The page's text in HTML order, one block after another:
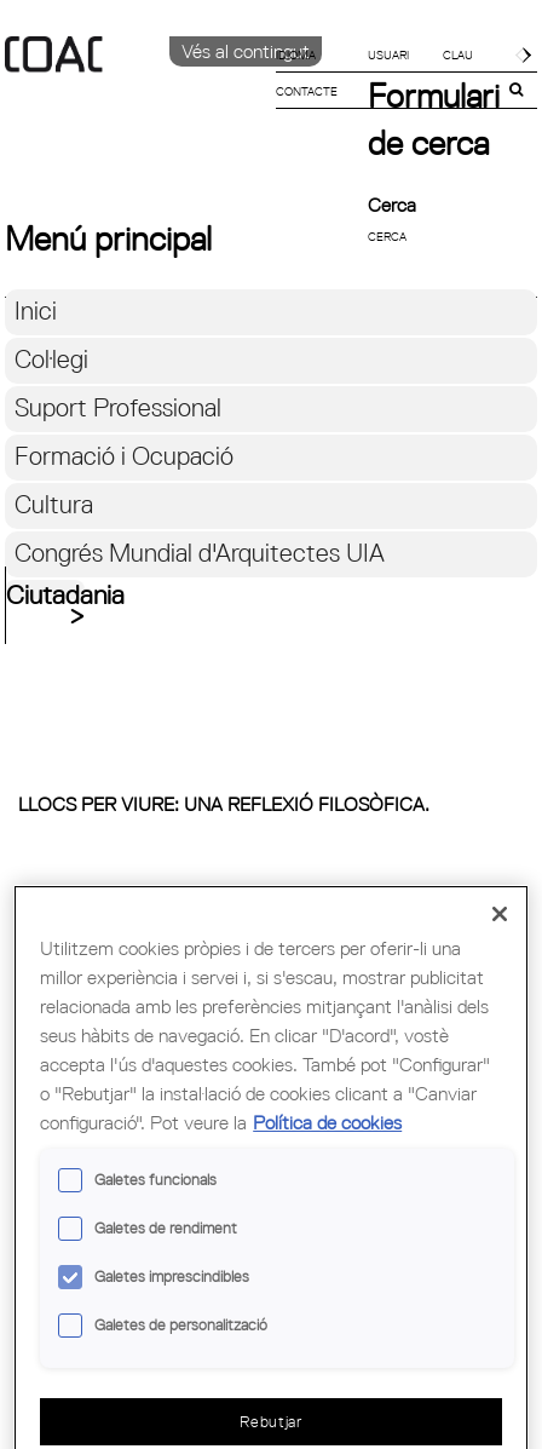
Vés al contingut
IDIOMA
CATALÀ
CONTACTE
Formulari
de cerca
Cerca
Menú principal
Inici
Col·legi
Suport Professional
Formació i Ocupació
Cultura
Congrés Mundial d'Arquitectes UIA
Ciutadania
LLOCS PER VIURE: UNA REFLEXIÓ FILOSÒFICA.
PREMI EMERGENT D’ARQUITECTURA I
BIOCONSTRUCCIÓ
Utilitzem cookies pròpies i de tercers per oferir-li una
millor experiència i servei i, si s'escau, mostrar publicitat
relacionada amb les preferències mitjançant l'anàlisi dels
seus hàbits de navegació. En clicar "D'acord", vostè
accepta l'ús d'aquestes cookies. També pot "Configurar"
o "Rebutjar" la instal·lació de cookies clicant a "Canviar
configuració". Pot veure la Política de cookies
Galetes funcionals
Galetes de rendiment
Galetes imprescindibles
Galetes de personalització
Rebutjar